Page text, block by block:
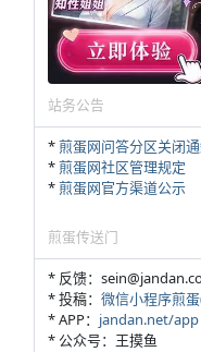
站务公告
*煎蛋网问答分区关闭
*煎蛋网社区管理规定
*煎蛋网官方渠道公示
煎蛋传送门
* 反馈：
* 投稿： 微信小程序煎
* APP： jandan.net/app
* 公众号：王摸鱼